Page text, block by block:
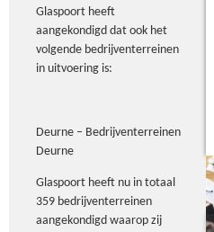
Glaspoort heeft
aangekondigd dat ook het
volgende bedrijventerreinen
in uitvoering is:
Deurne – Bedrijventerreinen
Deurne
Glaspoort heeft nu in totaal
359 bedrijventerreinen
aangekondigd waarop zij